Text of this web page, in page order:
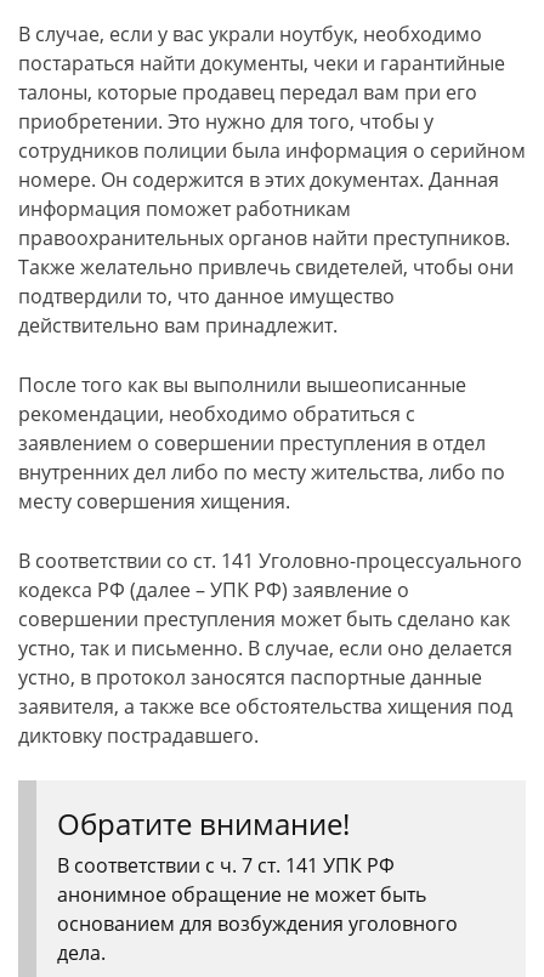
В случае, если у вас украли ноутбук, необходимо
постараться найти документы, чеки и гарантийные
талоны, которые продавец передал вам при его
приобретении. Это нужно для того, чтобы у
сотрудников полиции была информация о серийном
номере. Он содержится в этих документах. Данная
информация поможет работникам
правоохранительных органов найти преступников.
Также желательно привлечь свидетелей, чтобы они
подтвердили то, что данное имущество
действительно вам принадлежит.
После того как вы выполнили вышеописанные
рекомендации, необходимо обратиться с
заявлением о совершении преступления в отдел
внутренних дел либо по месту жительства, либо по
месту совершения хищения.
В соответствии со ст. 141 Уголовно-процессуального
кодекса РФ (далее – УПК РФ) заявление о
совершении преступления может быть сделано как
устно, так и письменно. В случае, если оно делается
устно, в протокол заносятся паспортные данные
заявителя, а также все обстоятельства хищения под
диктовку пострадавшего.
Обратите внимание!
В соответствии с ч. 7 ст. 141 УПК РФ
анонимное обращение не может быть
основанием для возбуждения уголовного
дела.